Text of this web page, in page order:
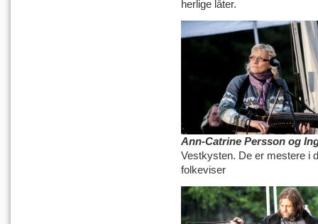
herlige låter.
Ann-Catrine Persson og
Vestkysten. De er mestere i
folkeviser